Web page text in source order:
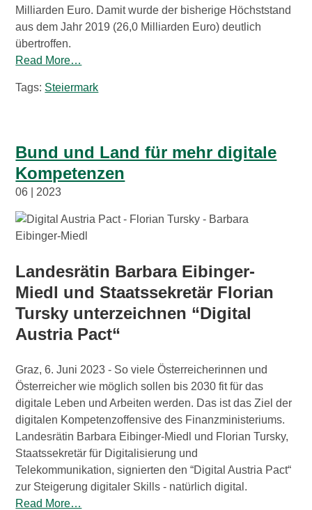
Milliarden Euro. Damit wurde der bisherige Höchststand
aus dem Jahr 2019 (26,0 Milliarden Euro) deutlich
übertroffen.
Read More…
Tags: Steiermark
Bund und Land für mehr digitale
Kompetenzen
06 | 2023
Landesrätin Barbara Eibinger-
Miedl und Staatssekretär Florian
Tursky unterzeichnen “Digital
Austria Pact“
Graz, 6. Juni 2023 - So viele Österreicherinnen und
Österreicher wie möglich sollen bis 2030 fit für das
digitale Leben und Arbeiten werden. Das ist das Ziel der
digitalen Kompetenzoffensive des Finanzministeriums.
Landesrätin Barbara Eibinger-Miedl und Florian Tursky,
Staatssekretär für Digitalisierung und
Telekommunikation, signierten den “Digital Austria Pact“
zur Steigerung digitaler Skills - natürlich digital.
Read More…